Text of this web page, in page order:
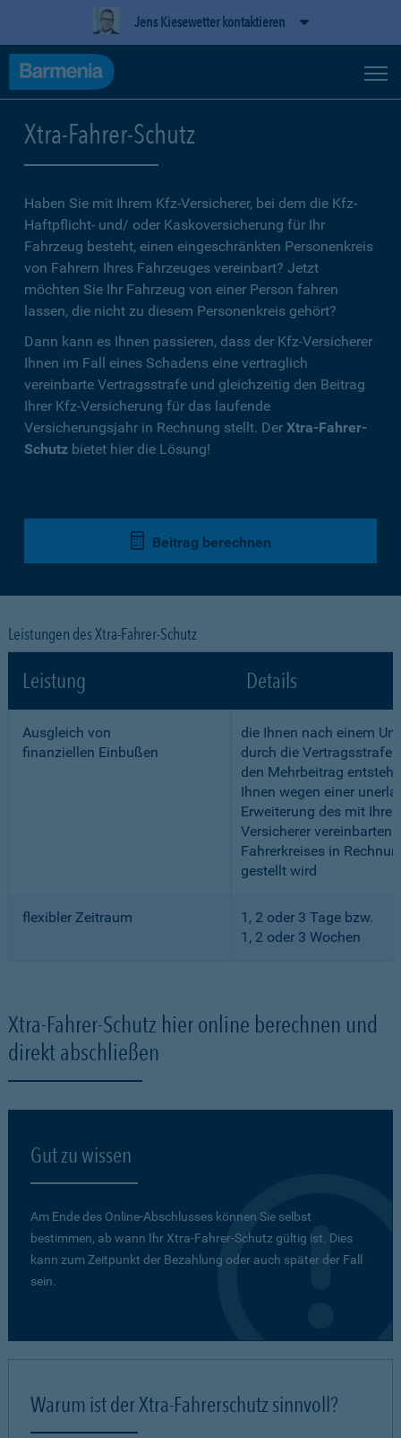
Jens Kiesewetter kontaktieren
Xtra-Fahrer-Schutz
Haben Sie mit Ihrem Kfz-Versicherer, bei dem die Kfz-
Haftpflicht- und/ oder Kaskoversicherung für Ihr
Fahrzeug besteht, einen eingeschränkten Personenkreis
von Fahrern Ihres Fahrzeuges vereinbart? Jetzt
möchten Sie Ihr Fahrzeug von einer Person fahren
lassen, die nicht zu diesem Personenkreis gehört?
Dann kann es Ihnen passieren, dass der Kfz-Versicherer
Ihnen im Fall eines Schadens eine vertraglich
vereinbarte Vertragsstrafe und gleichzeitig den Beitrag
Ihrer Kfz-Versicherung für das laufende
Versicherungsjahr in Rechnung stellt. Der Xtra-Fahrer-
Schutz bietet hier die Lösung!
Beitrag berechnen
Leistungen des Xtra-Fahrer-Schutz
Leistung Details
Ausgleich von
finanziellen Einbußen
die Ihnen nach einem
durch die Vertragsstrafe
den Mehrbeitrag
Ihnen wegen einer
Erweiterung des mit
Versicherer vereinbarten
Fahrerkreises in
gestellt wird
flexibler Zeitraum
1, 2 oder 3 Tage bzw.
1, 2 oder 3 Wochen
Xtra-Fahrer-Schutz hier online berechnen und
direkt abschließen
Gut zu wissen
Am Ende des Online-Abschlusses können Sie selbst
bestimmen, ab wann Ihr Xtra-Fahrer-Schutz gültig ist. Dies
kann zum Zeitpunkt der Bezahlung oder auch später der Fall
sein.
Warum ist der Xtra-Fahrerschutz sinnvoll?